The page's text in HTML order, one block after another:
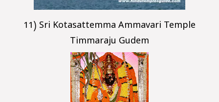
11) Sri Kotasattemma Ammavari Temple
Timmaraju Gudem